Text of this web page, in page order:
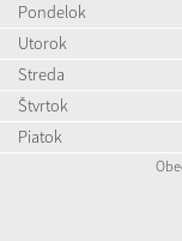
Pondelok
Utorok
Streda
Štvrtok
Piatok